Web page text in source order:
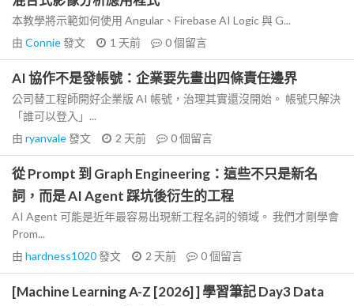
本教學將示範如何使用 Angular、Firebase AI Logic 與 G...
由 Connie發文 1 天前 0個留言
AI 協作不是發帳號：企業要先畫出四條責任邊界
公司替工程師開好企業版 AI 帳號，治理其實還沒開始。 帳號只解決
「誰可以登入」...
由 ryanvale發文 2 天前 0個留言
從 Prompt 到 Graph Engineering：這些不只是新名
詞，而是 AI Agent 踩坑後衍生的工程
AI Agent 可能是近年最容易出現新工程名詞的領域。 我們才剛學會
Prom...
由 hardness1020發文 2 天前 0個留言
[Machine Learning A-Z [2026] ] 學習筆記 Day3 Data